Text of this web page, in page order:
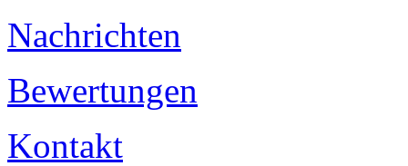
Nachrichten
Bewertungen
Kontakt